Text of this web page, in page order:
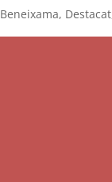
Beneixama, Destacat